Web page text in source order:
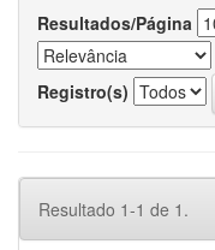
Resultados/Página
Registro(s)
Resultado 1-1 de 1.